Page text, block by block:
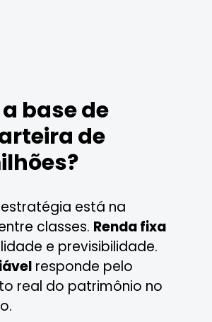
está na
classes. Renda fixa
e previsibilidade.
responde pelo
real do patrimônio no
base de
de